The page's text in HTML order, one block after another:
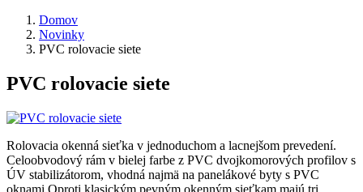
Domov
Novinky
PVC rolovacie siete
PVC rolovacie siete
Rolovacia okenná sieťka v jednoduchom a lacnejšom prevedení.
Celoobvodový rám v bielej farbe z PVC dvojkomorových profilov s
ÚV stabilizátorom, vhodná najmä na panelákové byty s PVC
oknami.Oproti klasickým pevným okenným sieťkam majú tri